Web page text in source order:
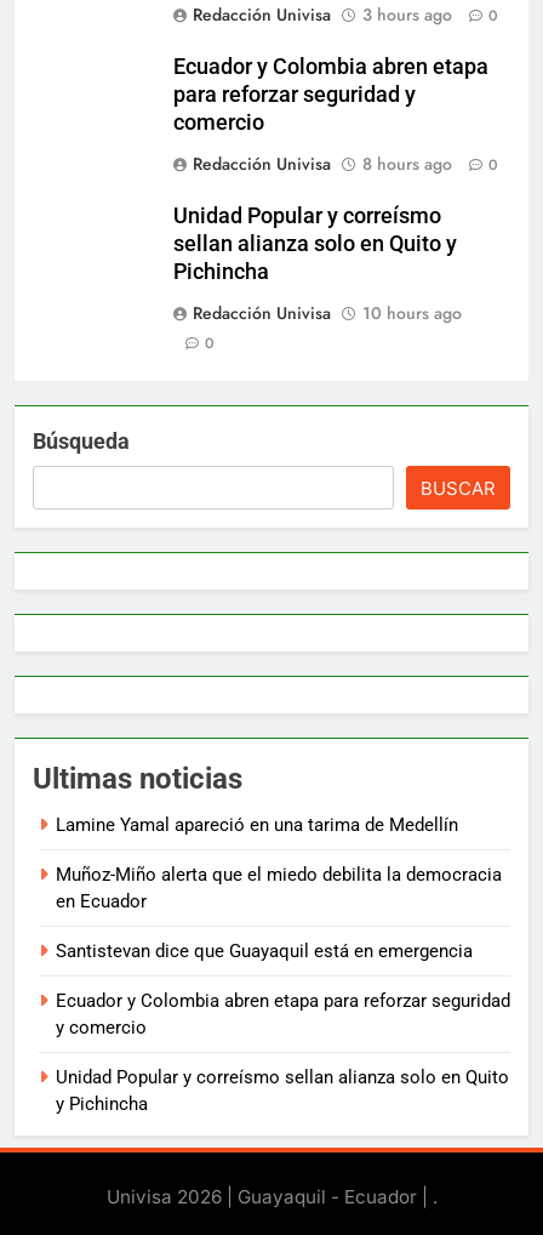
Redacción Univisa
3 hours ago 0
Ecuador y Colombia abren etapa
para reforzar seguridad y
comercio
Redacción Univisa
8 hours ago 0
Unidad Popular y correísmo
sellan alianza solo en Quito y
Pichincha
Redacción Univisa
10 hours ago
0
Búsqueda
BUSCAR
Ultimas noticias
Lamine Yamal apareció en una tarima de Medellín
Muñoz-Miño alerta que el miedo debilita la democracia
en Ecuador
Santistevan dice que Guayaquil está en emergencia
Ecuador y Colombia abren etapa para reforzar seguridad
y comercio
Unidad Popular y correísmo sellan alianza solo en Quito
y Pichincha
Univisa 2026 | Guayaquil - Ecuador | .